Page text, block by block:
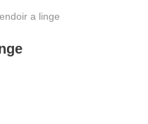
a linge